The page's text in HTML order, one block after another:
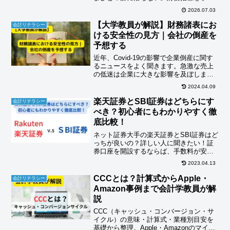
過程で、こんな感覚を覚えたことはあり
ませんか？棚卸資産回転期間は、「在庫
の効率性」を測る指標として財務分析の
教科書に必ず登場します。し...
2026.07.03
会計リテラシー
【大学教員が解説】財務諸表にお
ける安全性の見方｜会社の倒産を
予想する
近年、Covid-19の影響で企業倒産に関す
るニュースをよく聞きます。急激な売上
の低迷は企業に大きな影響を及ぼしま
す。こうした状況の中、企業の安全性を
しっかりと確認することがますます重要
になっています。安全性の分析を怠って
いると当然倒産とい...
2024.04.09
会計リテラシー
楽天証券とSBI証券はどちらにす
べき？初心者にもわかりやすく徹
底比較！
ネット証券大手の楽天証券とSBI証券はど
っちが良いの？詳しい人に聞きたい！証
券口座を開設するならば、手数料が安
く、取り扱い商品が圧倒的に多い断然ネ
ット証券一択です。インターネットで検
索すると楽天証券とSBI証券がおすすめ！
とありますね。しか...
2023.04.13
会計リテラシー
CCCとは？計算式からApple・
Amazon事例まで会計学教員が解
説
CCC（キャッシュ・コンバージョン・サ
イクル）の意味・計算式・業種別目安を
基礎から整理。Apple・Amazonのマイナ